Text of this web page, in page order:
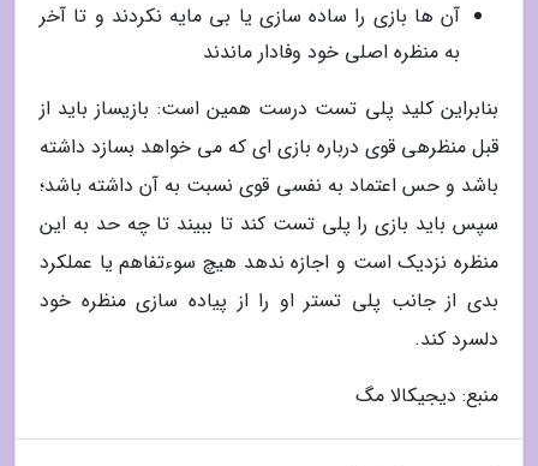
آن ها بازی را ساده سازی یا بی مایه نکردند و تا آخر
به منظره اصلی خود وفادار ماندند
بنابراین کلید پلی تست درست همین است: بازیساز باید از
قبل منظرهی قوی درباره بازی ای که می خواهد بسازد داشته
باشد و حس اعتماد به نفسی قوی نسبت به آن داشته باشد؛
سپس باید بازی را پلی تست کند تا ببیند تا چه حد به این
منظره نزدیک است و اجازه ندهد هیچ سوءتفاهم یا عملکرد
بدی از جانب پلی تستر او را از پیاده سازی منظره خود
دلسرد کند.
منبع: دیجیکالا مگ